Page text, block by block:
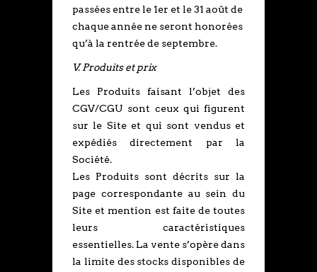
passées entre le 1er et le 31 août de
chaque année ne seront honorées
qu’à la rentrée de septembre.
V. Produits et prix
Les Produits faisant l’objet des
CGV/CGU sont ceux qui figurent
sur le Site et qui sont vendus et
expédiés directement par la
Société.
Les Produits sont décrits sur la
page correspondante au sein du
Site et mention est faite de toutes
leurs caractéristiques
essentielles. La vente s’opère dans
la limite des stocks disponibles de